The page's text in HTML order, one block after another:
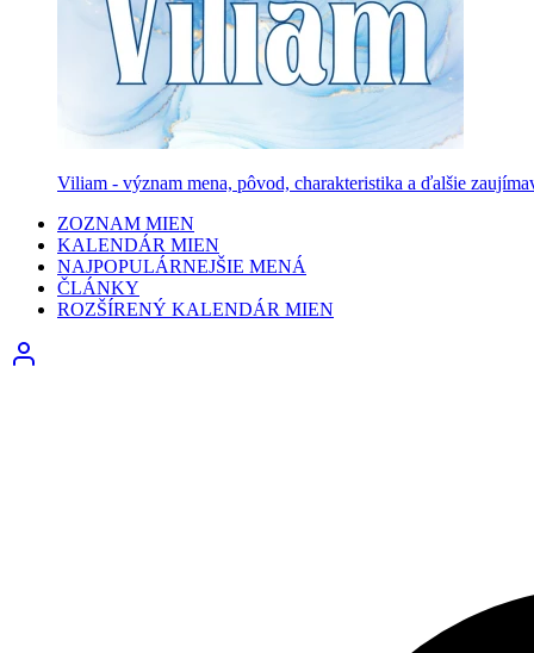
Viliam - význam mena, pôvod, charakteristika a ďalšie
ZOZNAM MIEN
KALENDÁR MIEN
NAJPOPULÁRNEJŠIE MENÁ
ČLÁNKY
ROZŠÍRENÝ KALENDÁR MIEN